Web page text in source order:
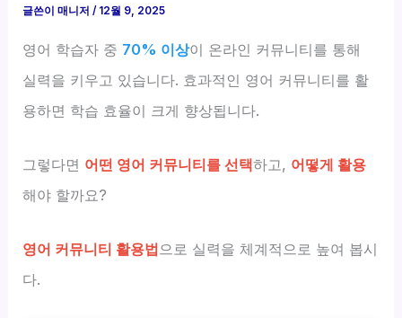
글쓴이매니저/ 12월 9, 2025
영어 학습자 중 70% 이상이 온라인 커뮤니티를 통해
실력을 키우고 있습니다. 효과적인 영어 커뮤니티를 활
용하면 학습 효율이 크게 향상됩니다.
그렇다면 어떤 영어 커뮤니티를 선택하고, 어떻게 활용
해야 할까요?
영어 커뮤니티 활용법으로 실력을 체계적으로 높여 봅시
다.